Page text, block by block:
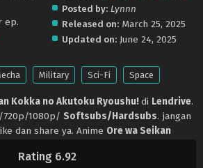
Rating 6.92
ep.
Posted by: Lynnn
Released on: March 25, 2025
Updated on: June 24, 2025
Military Sci-Fi Space
Kokka no Akutoku Ryoushu!di Lendrive.
720p/1080p/ Softsubs/Hardsubs. jangan
dan share ya. Anime Ore wa Seikan
lainnya.